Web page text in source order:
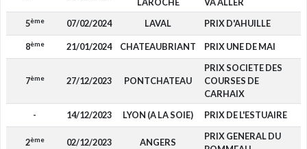
5ème 07/02/2024 LAVAL PRIX D'AHUILLE
8ème 21/01/2024 CHATEAUBRIANT PRIX UNE DE MAI
7ème 27/12/2023 PONTCHATEAU
PRIX SOCIETE DES
COURSES DE
CARHAIX
- 14/12/2023 LYON (A LA SOIE) PRIX DE L'ESTUAIRE
2ème 02/12/2023 ANGERS
PRIX GENERAL DU